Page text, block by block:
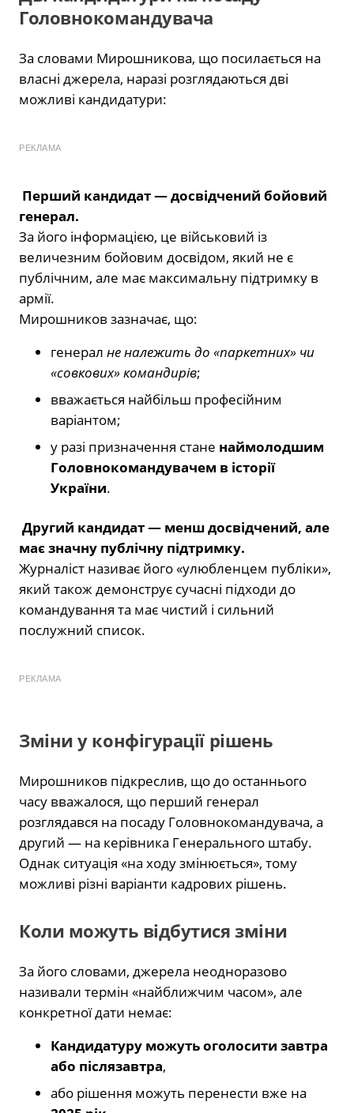
Головнокомандувача
За словами Мирошникова, що посилається на
власні джерела, наразі розглядаються дві
можливі кандидатури:
РЕКЛАМА
Перший кандидат — досвідчений бойовий
генерал.
За його інформацією, це військовий із
величезним бойовим досвідом, який не є
публічним, але має максимальну підтримку в
армії.
Мирошников зазначає, що:
генерал не належить до «паркетних» чи
«совкових» командирів;
вважається найбільш професійним
варіантом;
у разі призначення стане наймолодшим
Головнокомандувачем в історії
України.
Другий кандидат — менш досвідчений, але
має значну публічну підтримку.
Журналіст називає його «улюбленцем публіки»,
який також демонструє сучасні підходи до
командування та має чистий і сильний
послужний список.
РЕКЛАМА
Зміни у конфігурації рішень
Мирошников підкреслив, що до останнього
часу вважалося, що перший генерал
розглядався на посаду Головнокомандувача, а
другий — на керівника Генерального штабу.
Однак ситуація «на ходу змінюється», тому
можливі різні варіанти кадрових рішень.
Коли можуть відбутися зміни
За його словами, джерела неодноразово
називали термін «найближчим часом», але
конкретної дати немає:
Кандидатуру можуть оголосити завтра
або післязавтра,
або рішення можуть перенести вже на